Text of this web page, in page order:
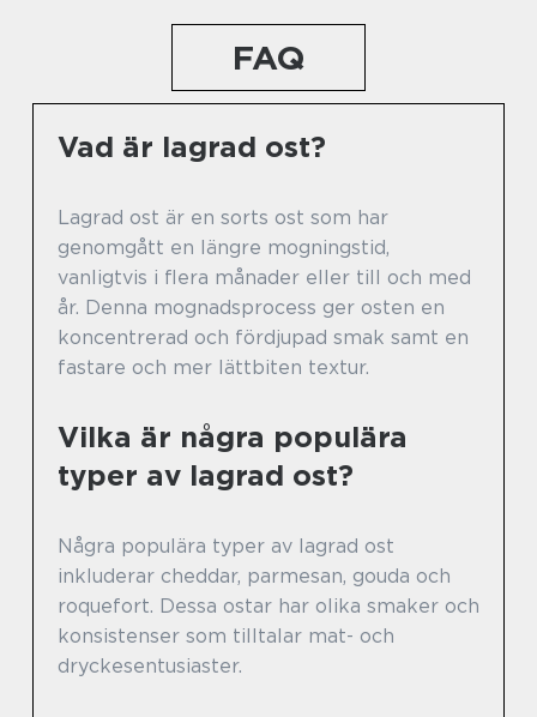
FAQ
Vad är lagrad ost?
Lagrad ost är en sorts ost som har
genomgått en längre mogningstid,
vanligtvis i flera månader eller till och med
år. Denna mognadsprocess ger osten en
koncentrerad och fördjupad smak samt en
fastare och mer lättbiten textur.
Vilka är några populära
typer av lagrad ost?
Några populära typer av lagrad ost
inkluderar cheddar, parmesan, gouda och
roquefort. Dessa ostar har olika smaker och
konsistenser som tilltalar mat- och
dryckesentusiaster.